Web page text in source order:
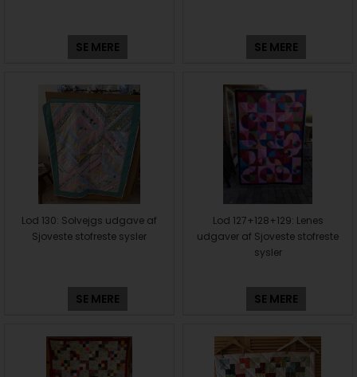
SE MERE SE MERE
Lod 130: Solvejgs udgave af
Sjoveste stofreste sysler
SE MERE
Lod 127+128+129: Lenes
udgaver af Sjoveste stofreste
sysler
SE MERE